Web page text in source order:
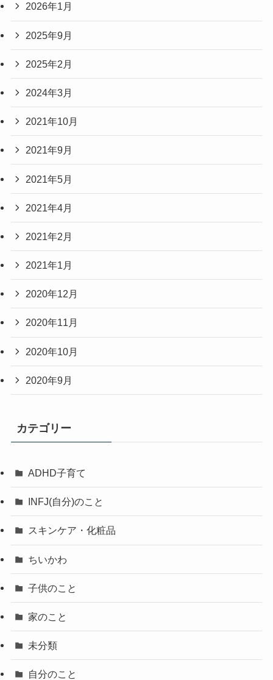
2026年1月
2025年9月
2025年2月
2024年3月
2021年10月
2021年9月
2021年5月
2021年4月
2021年2月
2021年1月
2020年12月
2020年11月
2020年10月
2020年9月
カテゴリー
ADHD子育て
INFJ(自分)のこと
スキンケア・化粧品
ちいかわ
子供のこと
家のこと
未分類
自分のこと